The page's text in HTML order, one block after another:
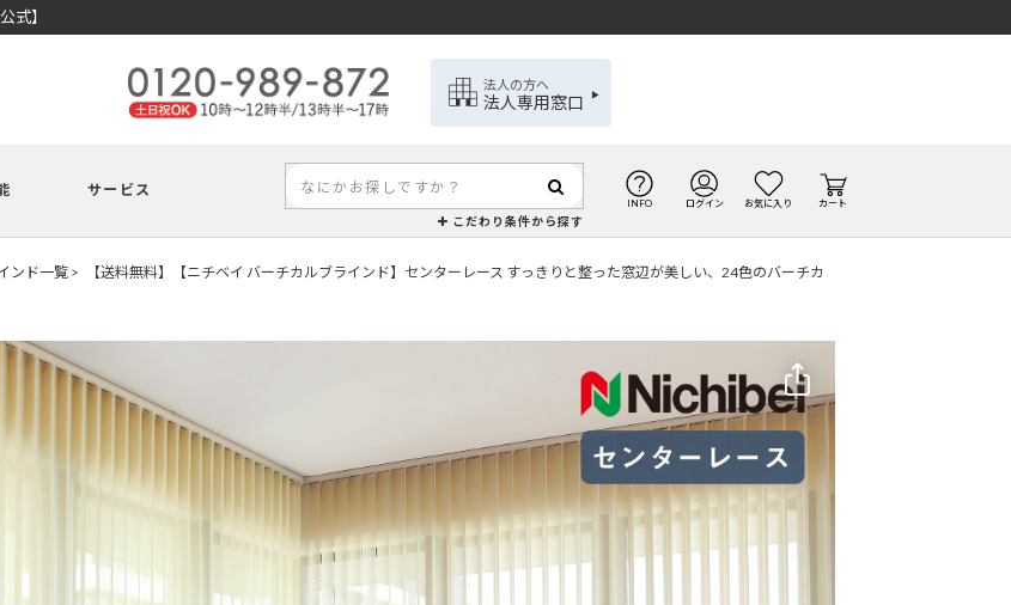
式】
法人の方へ
法人専用窓口
サービス
こだわり条件から探す
INFO ログイン お気に入り カート
ンド一覧
【送料無料】【ニチベイ バーチカルブラインド】センターレース すっきりと整った窓辺が美しい、24色のバーチカ